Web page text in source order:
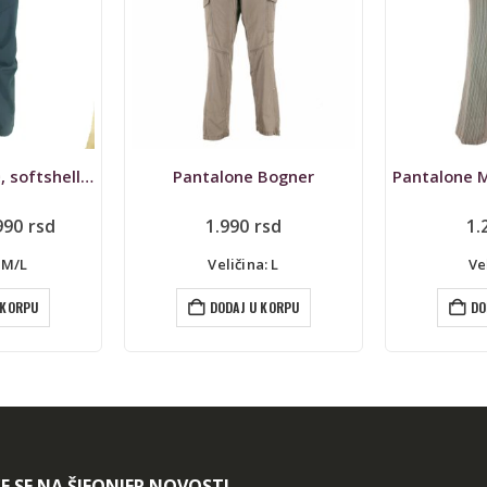
L
1.290 rsd
Veličina: S
DODAJ U KORPU
1.890